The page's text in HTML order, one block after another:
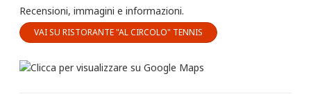
Recensioni, immagini e informazioni.
VAI SU RISTORANTE "AL CIRCOLO" TENNIS